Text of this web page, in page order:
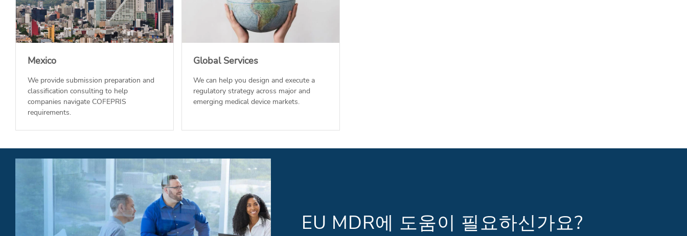
Mexico
We provide submission preparation and
classification consulting to help
companies navigate COFEPRIS
requirements.
Global Services
We can help you design and execute a
regulatory strategy across major and
emerging medical device markets.
EU MDR에 도움이 필요하신가요?